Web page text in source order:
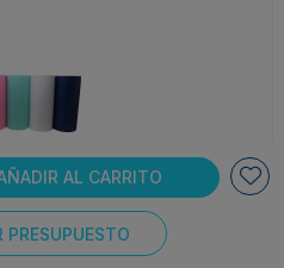
AL CARRITO
PRESUPUESTO
VTX-09937
Azul royal